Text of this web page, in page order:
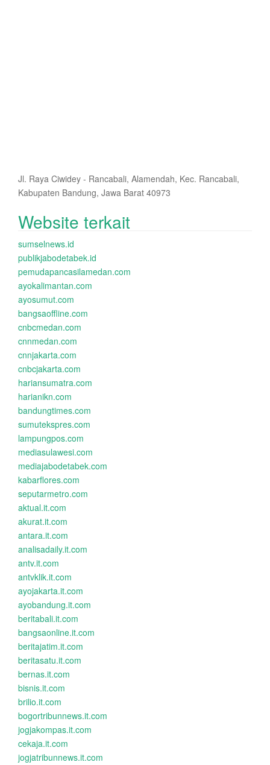
Jl. Raya Ciwidey - Rancabali, Alamendah, Kec. Rancabali,
Kabupaten Bandung, Jawa Barat 40973
Website terkait
sumselnews.id
publikjabodetabek.id
pemudapancasilamedan.com
ayokalimantan.com
ayosumut.com
bangsaoffline.com
cnbcmedan.com
cnnmedan.com
cnnjakarta.com
cnbcjakarta.com
hariansumatra.com
harianikn.com
bandungtimes.com
sumutekspres.com
lampungpos.com
mediasulawesi.com
mediajabodetabek.com
kabarflores.com
seputarmetro.com
aktual.it.com
akurat.it.com
antara.it.com
analisadaily.it.com
antv.it.com
antvklik.it.com
ayojakarta.it.com
ayobandung.it.com
beritabali.it.com
bangsaonline.it.com
beritajatim.it.com
beritasatu.it.com
bernas.it.com
bisnis.it.com
brilio.it.com
bogortribunnews.it.com
jogjakompas.it.com
cekaja.it.com
jogjatribunnews.it.com